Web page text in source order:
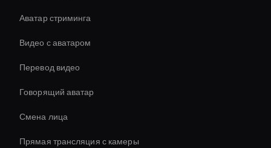
Аватар стриминга
Видео с аватаром
Перевод видео
Говорящий аватар
Смена лица
Прямая трансляция с камеры